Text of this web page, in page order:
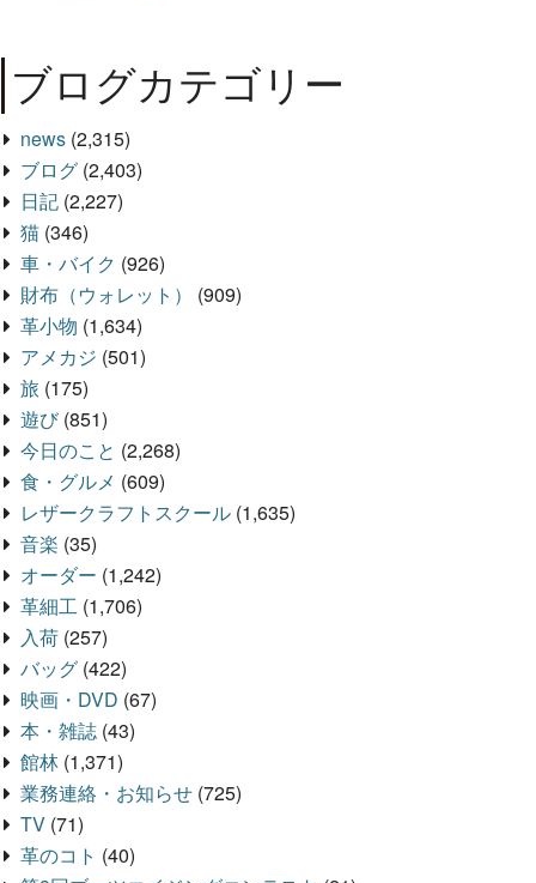
ブログカテゴリー
news (2,315)
ブログ (2,403)
日記 (2,227)
猫 (346)
車・バイク (926)
財布（ウォレット）
(909)
革小物 (1,634)
アメカジ (501)
旅 (175)
遊び(851)
今日のこと (2,268)
食・グルメ (609)
レザークラフトスクール (1,635)
音楽 (35)
オーダー (1,242)
革細工 (1,706)
入荷 (257)
バッグ (422)
映画・DVD (67)
本・雑誌 (43)
館林 (1,371)
業務連絡・お知らせ (725)
TV (71)
革のコト (40)